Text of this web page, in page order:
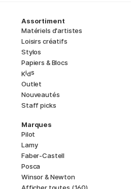
Assortiment
Matériels d'artistes
Loisirs créatifs
Stylos
Papiers & Blocs
Kids
Outlet
Nouveautés
Staff picks
Marques
Pilot
Lamy
Faber-Castell
Posca
Winsor & Newton